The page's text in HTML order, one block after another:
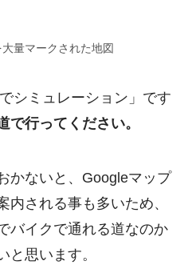
量マークされた地図
シミュレーション」です
で行ってください。
かないと、Googleマップ
内される事も多いため、
バイクで通れる道なのか
と思います。